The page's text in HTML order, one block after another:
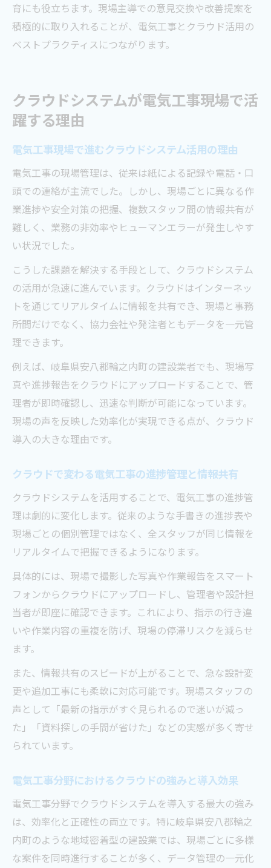
育にも役立ちます。現場主導での意見交換や改善提案を
積極的に取り入れることが、電気工事とクラウド活用の
ベストプラクティスにつながります。
クラウドシステムが電気工事現場で活
躍する理由
電気工事現場で進むクラウドシステム活用の理由
電気工事の現場管理は、従来は紙による記録や電話・口
頭での連絡が主流でした。しかし、現場ごとに異なる作
業進捗や安全対策の把握、複数スタッフ間の情報共有が
難しく、業務の非効率やヒューマンエラーが発生しやす
い状況でした。
こうした課題を解決する手段として、クラウドシステム
の活用が急速に進んでいます。クラウドはインターネッ
トを通じてリアルタイムに情報を共有でき、現場と事務
所間だけでなく、協力会社や発注者ともデータを一元管
理できます。
例えば、岐阜県安八郡輪之内町の建設業者でも、現場写
真や進捗報告をクラウドにアップロードすることで、管
理者が即時確認し、迅速な判断が可能になっています。
現場の声を反映した効率化が実現できる点が、クラウド
導入の大きな理由です。
クラウドで変わる電気工事の進捗管理と情報共有
クラウドシステムを活用することで、電気工事の進捗管
理は劇的に変化します。従来のような手書きの進捗表や
現場ごとの個別管理ではなく、全スタッフが同じ情報を
リアルタイムで把握できるようになります。
具体的には、現場で撮影した写真や作業報告をスマート
フォンからクラウドにアップロードし、管理者や設計担
当者が即座に確認できます。これにより、指示の行き違
いや作業内容の重複を防げ、現場の停滞リスクを減らせ
ます。
また、情報共有のスピードが上がることで、急な設計変
更や追加工事にも柔軟に対応可能です。現場スタッフの
声として「最新の指示がすぐ見られるので迷いが減っ
た」「資料探しの手間が省けた」などの実感が多く寄せ
られています。
電気工事分野におけるクラウドの強みと導入効果
電気工事分野でクラウドシステムを導入する最大の強み
は、効率化と正確性の両立です。特に岐阜県安八郡輪之
内町のような地域密着型の建設業では、現場ごとに多様
な案件を同時進行することが多く、データ管理の一元化